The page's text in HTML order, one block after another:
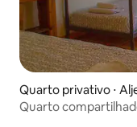
Quarto privativo ⋅
Quarto